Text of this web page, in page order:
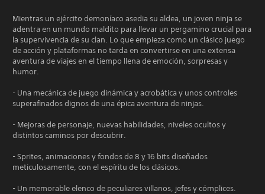
Mientras un ejército demoníaco asedia su aldea, un joven ninja se
adentra en un mundo maldito para llevar un pergamino crucial para
la supervivencia de su clan. Lo que empieza como un clásico juego
de acción y plataformas no tarda en convertirse en una extensa
aventura de viajes en el tiempo llena de emoción, sorpresas y
humor.
- Una mecánica de juego dinámica y acrobática y unos controles
superafinados dignos de una épica aventura de ninjas.
- Mejoras de personaje, nuevas habilidades, niveles ocultos y
distintos caminos por descubrir.
- Sprites, animaciones y fondos de 8 y 16 bits diseñados
meticulosamente, con el espíritu de los clásicos.
- Un memorable elenco de peculiares villanos, jefes y cómplices.